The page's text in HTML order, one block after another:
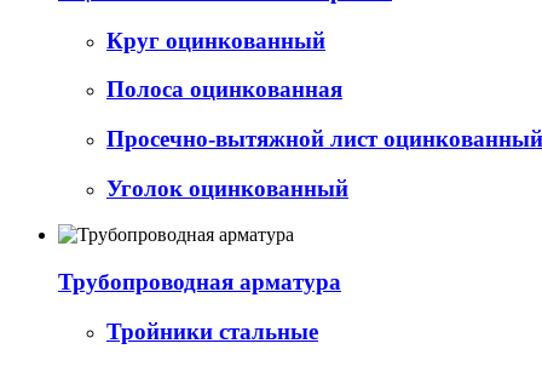
Круг оцинкованный
Полоса оцинкованная
Просечно-вытяжной лист
Уголок оцинкованный
Трубопроводная арматура
Тройники стальные